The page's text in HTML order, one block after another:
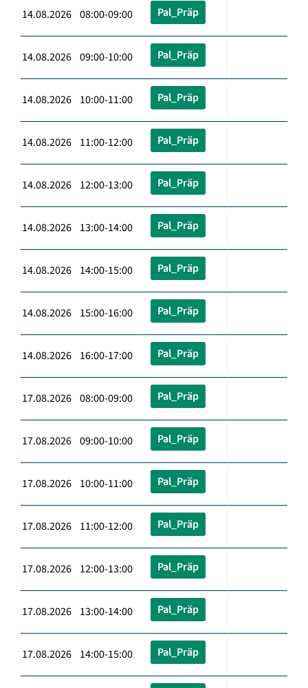
14.08.2026 08:00-09:00 Pal_Präp
14.08.2026 09:00-10:00 Pal_Präp
14.08.2026 10:00-11:00 Pal_Präp
14.08.2026 11:00-12:00 Pal_Präp
14.08.2026 12:00-13:00 Pal_Präp
14.08.2026 13:00-14:00 Pal_Präp
14.08.2026 14:00-15:00 Pal_Präp
14.08.2026 15:00-16:00 Pal_Präp
14.08.2026 16:00-17:00 Pal_Präp
17.08.2026 08:00-09:00 Pal_Präp
17.08.2026 09:00-10:00 Pal_Präp
17.08.2026 10:00-11:00 Pal_Präp
17.08.2026 11:00-12:00 Pal_Präp
17.08.2026 12:00-13:00 Pal_Präp
17.08.2026 13:00-14:00 Pal_Präp
17.08.2026 14:00-15:00 Pal_Präp